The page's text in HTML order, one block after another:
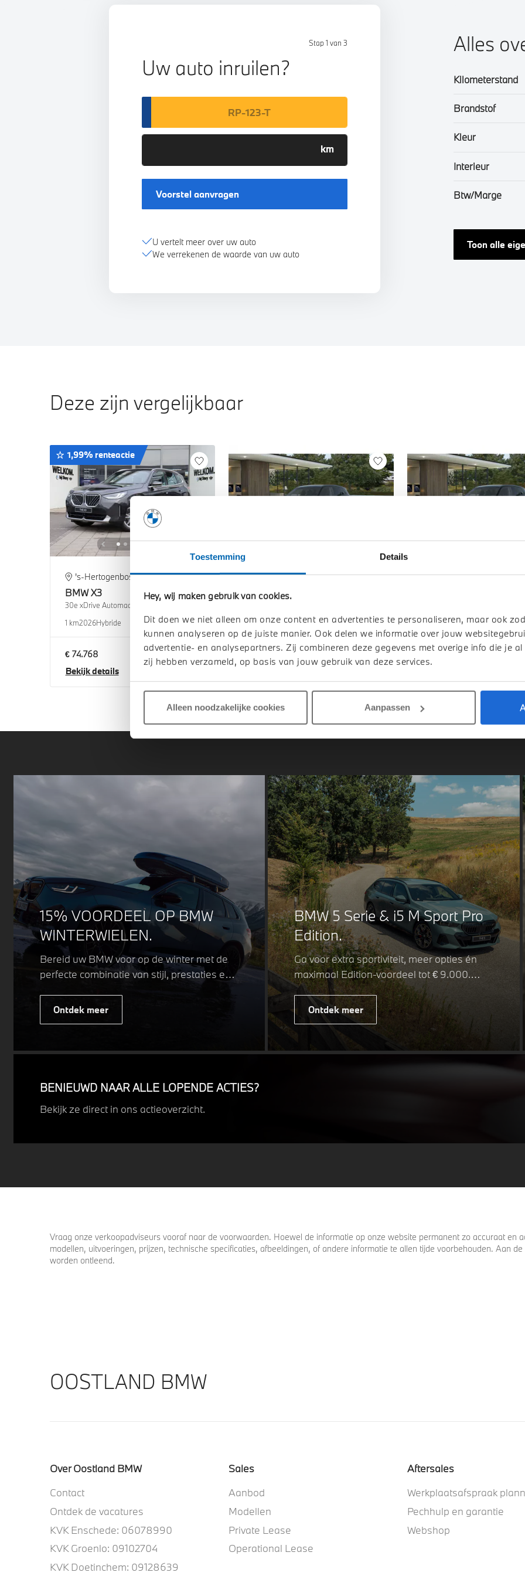
Toestemming Details
Hey, wij maken gebruik van cookies.
Dit doen we niet alleen om onze content en advertenties te personaliseren, maar ook
kunnen analyseren op de juiste manier. Ook delen we informatie over jouw
advertentie- en analysepartners. Zij combineren deze gegevens met overige info die je
zij hebben verzameld, op basis van jouw gebruik van deze services.
Alleen noodzakelijke cookies Aanpassen
Stap 1 van 3
Uw auto inruilen?
Voorstel aanvragen
U vertelt meer over uw auto
We verrekenen de waarde van uw auto
Alles
Kilometerstand
Brandstof
Kleur
Interieur
Btw/Marge
Toon alle
Deze zijn vergelijkbaar
1,99% renteactie
's-Hertogenbosch
BMW X3
30e xDrive Automaat
1 km2026Hybride
€ 74.768
Bekijk details
Helmond
BMWX3
1 km 2026Hybride
€ 75.364
's-Hertogenbosch
1 km2026Hybride
€ 75.669
15% VOORDEEL OP BMW
WINTERWIELEN.
Bereid uw BMW voor op de winter met de
perfecte combinatie van stijl, prestaties en
of elegante look, onze winterwielen zijn
uitdagende weersomstandigheden.
Ontdek meer
BMW 5 Serie & i5 M Sport Pro
Edition.
Ga voor extra sportiviteit, meer opties én
maximaal Edition-voordeel tot € 9.000.
Fiscaal leverbaar vanaf € 75.347. Met de
BMW 5 Serie & i5 M Sport Pro Edition kiest
u voor een rijk uitgeruste uitvoering waarin
juist de details het verschil maken. De
details die ervoor zorgen dat u nog één
keer omkijkt voordat u verder loopt.
Ontdek meer
BENIEUWD NAAR ALLE LOPENDE ACTIES?
Bekijk ze direct in ons actieoverzicht.
Vraag onze verkoopadviseurs vooraf naar de voorwaarden. Hoewel de informatie op onze website permanent zo accuraat en
modellen, uitvoeringen, prijzen, technische specificaties, afbeeldingen, of andere informatie te allen tijde voorbehouden. Aan
worden ontleend.
OOSTLAND BMW
Over Oostland BMW
Contact
Ontdek de vacatures
KVK Enschede: 06078990
KVK Groenlo: 09102704
KVK Doetinchem: 09128639
Sales
Aanbod
Modellen
Private Lease
Operational Lease
Aftersales
Werkplaatsafspraak
Pechhulp en garantie
Webshop